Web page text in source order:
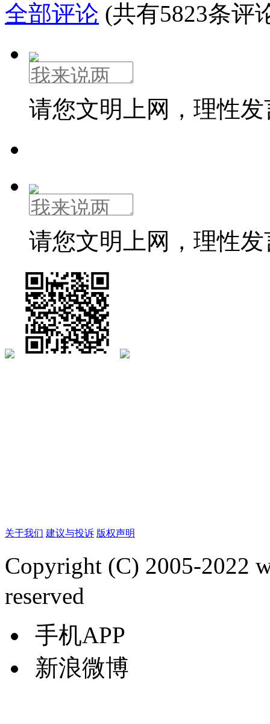
全部评论 (共有5823条评
请您文明上网，理性
请您文明上网，理性
关于我们 建议与投诉 版权声明
Copyright (C) 2005-2022
reserved
手机APP
新浪微博